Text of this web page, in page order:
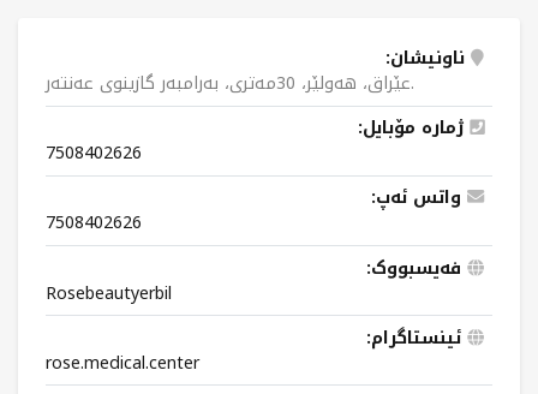
ناونیشان:
عێراق، هەولێر، 30مەتری، بەرامبەر گازینوی عەنتەر.
ژمارە مۆبایل:
7508402626
واتس ئەپ:
7508402626
فەیسبووک:
Rosebeautyerbil
ئینستاگرام:
rose.medical.center